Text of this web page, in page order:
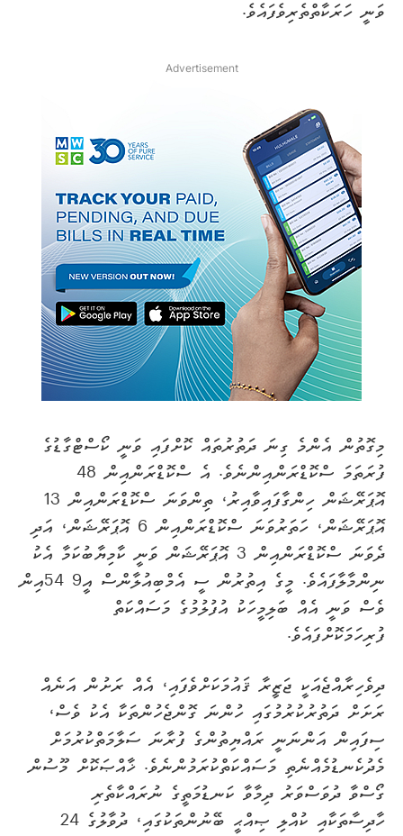
ވަނީ ހަރަކާތްތެރިވެފައެވެ.
Advertisement
މިގޮތުން އެންމެ ގިނަ ދަތުރުތައް ކޮށްފައި ވަނީ ކޯސްޓްގާޑުގެ
ފުރަތަމަ ސްކޮޑްރަންއިންނެވެ. އެ ސްކޮޑްރަންއިން 48
އޮޕަރޭޝަން ހިންގާފައިވާއިރު، ތިންވަނަ ސްކޮޑްރަންއިން 13
އޮޕަރޭޝަން، ހަތަރުވަނަ ސްކޮޑްރަންއިން 6 އޮޕަރޭޝަން، އަދި
ދެވަނަ ސްކޮޑްރަންއިން 3 އޮޕަރޭޝަން ވަނީ ކާމިޔާބުކަމާ އެކު
ނިންމާލާފައެވެ. މީގެ އިތުރުން ސީ އެމްބިއުލާންސް އީ9 54އިން
ވެސް ވަނީ އެއް ބަލިމީހަކު އުފުލުމުގެ މަސައްކަތް
ފުރިހަމަކޮށްފައެވެ.
ދިވެހިރާއްޖެއަކީ ޖަޒީރާ ޤައުމަކަށްވެފައި، އެއް ރަށުން އަނެއް
ރަށަށް ދަތުރުކުރުމުގައި ހުންނަ ގޮންޖެހުންތަކާ އެކު ވެސް،
ސިފައިން އަންނަނީ ރައްޔިތުންގެ ފުރާނަ ސަލާމަތްކުރުމަށް
މެދުކެނޑުމެއްނެތި މަސައްކަތްކުރަމުންނެވެ. ޚާއްޞަކޮށް މޫސުން
ގޯސްވާ ދުވަސްވަރު ދިމާވާ ކަނޑުމަތީގެ ނުރައްކާތެރި
ހާދިސާތަކާއި ކުއްލި ޞިއްޙީ ބޭނުންތަކުގައި، ދުވާލުގެ 24